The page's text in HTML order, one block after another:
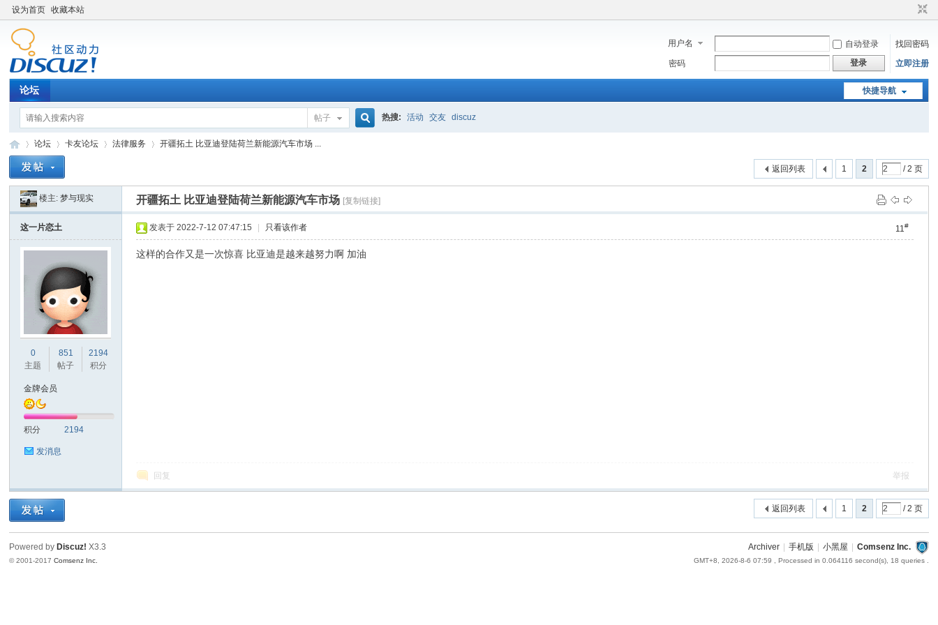
设为首页 收藏本站
用户名 自动登录
找回密码
密码
登录 立即注册
快捷导航
论坛
帖子
索
热搜: 活动 交友 discuz
»
论坛
›
卡友论坛 法律服务
›
开疆拓土 比亚迪登陆荷兰新能源汽车市场 ...
1 2 / 2 页
返回列表
楼主:梦与现实 开疆拓土 比亚迪登陆荷兰新能源汽车市场 [复制链接]
这一片恋土
0
主题
851
帖子
2194
积分
金牌会员
积分 2194
发消息
11#
发表于 2022-7-12 07:47:15 只看该作者
这样的合作又是一次惊喜 比亚迪是越来越努力啊 加油
回复 举报
1 2 / 2 页
返回列表
Archiver 手机版 小黑屋 Comsenz Inc.
GMT+8, 2026-8-6 07:59 , Processed in 0.064116 second(s), 18 queries .
Powered by Discuz! X3.3
© 2001-2017Comsenz Inc.